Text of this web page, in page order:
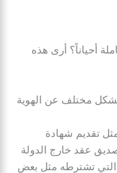
أحياناً؟ أرى هذه
بشكل مختلف عن الهوية
تقديم شهادة
عقد خارج الدولة
تشترطه مثل بعض